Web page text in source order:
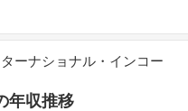
ーナショナル・インコー
年収推移